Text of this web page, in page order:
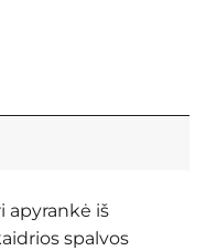
apyrankė iš
spalvos